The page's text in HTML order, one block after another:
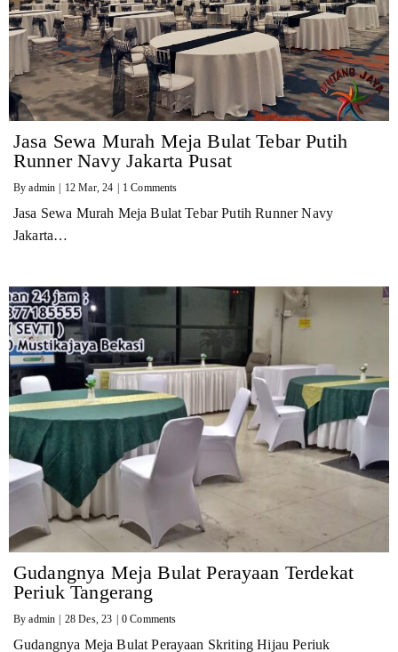
Jasa Sewa Murah Meja Bulat Tebar Putih
Runner Navy Jakarta Pusat
Byadmin | 12 Mar, 24 | 1 Comments
Jasa Sewa Murah Meja Bulat Tebar Putih Runner Navy
Jakarta…
Gudangnya Meja Bulat Perayaan Terdekat
Periuk Tangerang
Byadmin 28 Des, 23 0 Comments
Gudangnya Meja Bulat Perayaan Skriting Hijau Periuk